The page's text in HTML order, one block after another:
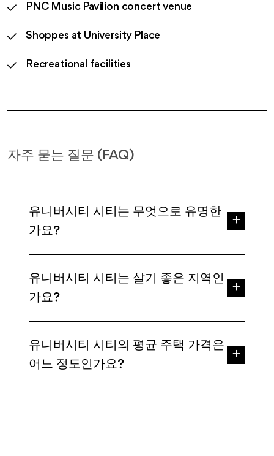
PNC Music Pavilion concert venue
Shoppes at University Place
Recreational facilities
자주 묻는 질문 (FAQ)
유니버시티 시티는 무엇으로 유명한
가요?
유니버시티 시티는 살기 좋은 지역인
가요?
유니버시티 시티의 평균 주택 가격은
어느 정도인가요?